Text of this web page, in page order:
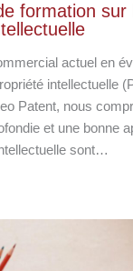
formation sur
actuel en
intellectuelle
Patent, nous
et une bonne
sont…